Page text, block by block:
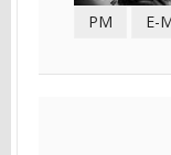
PM E-